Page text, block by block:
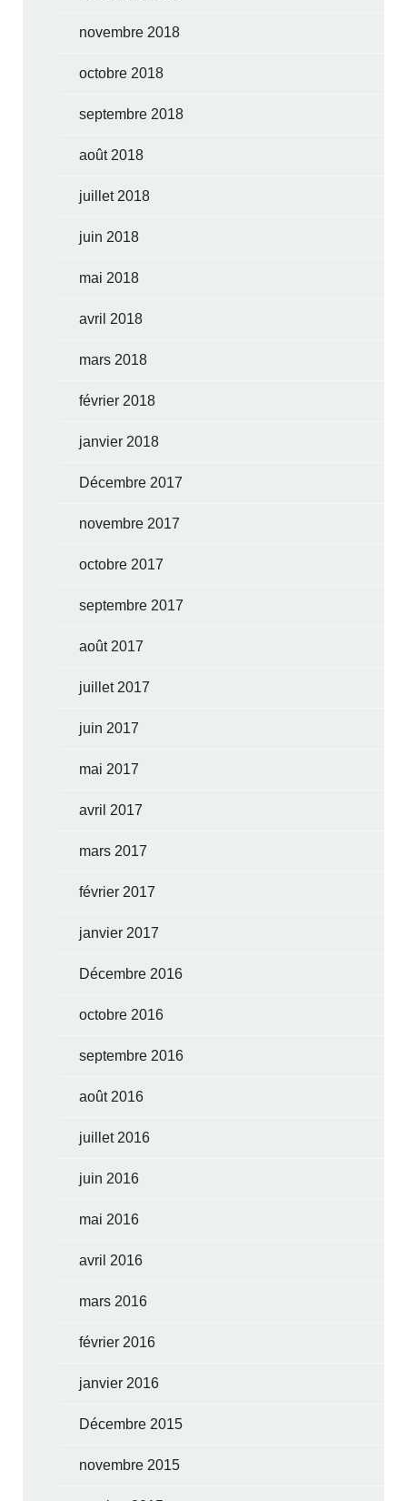
novembre 2018
octobre 2018
septembre 2018
août 2018
juillet 2018
juin 2018
mai 2018
avril 2018
mars 2018
février 2018
janvier 2018
Décembre 2017
novembre 2017
octobre 2017
septembre 2017
août 2017
juillet 2017
juin 2017
mai 2017
avril 2017
mars 2017
février 2017
janvier 2017
Décembre 2016
octobre 2016
septembre 2016
août 2016
juillet 2016
juin 2016
mai 2016
avril 2016
mars 2016
février 2016
janvier 2016
Décembre 2015
novembre 2015